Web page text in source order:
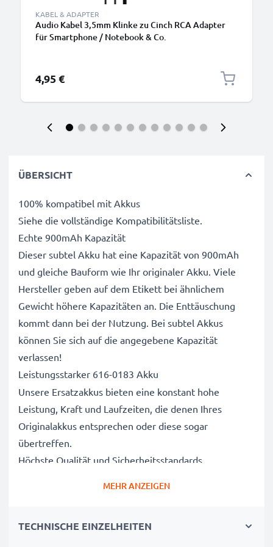
KABEL & ADAPTER
Audio Kabel 3,5mm Klinke zu Cinch RCA Adapter
für Smartphone / Notebook & Co.
4,95 €
ÜBERSICHT
100% kompatibel mit Akkus
Siehe die vollständige Kompatibilitätsliste.
Echte 900mAh Kapazität
Dieser subtel Akku hat eine Kapazität von 900mAh
und gleiche Bauform wie Ihr originaler Akku. Viele
Hersteller geben auf dem Etikett bei ähnlichem
Gewicht höhere Kapazitäten an. Die Enttäuschung
kommt dann bei der Nutzung. Bei subtel Akkus
können Sie sich auf die angegebene Kapazität
verlassen!
Leistungsstarker 616-0183 Akku
Unsere Ersatzakkus bieten eine konstant hohe
Leistung, Kraft und Laufzeiten, die denen Ihres
Originalakkus entsprechen oder diese sogar
übertreffen.
Höchste Qualität und Sicherheitsstandards
unterzogen und entsprechen den höchsten EU-
MEHR ANZEIGEN
TECHNISCHE EINZELHEITEN